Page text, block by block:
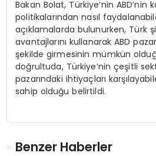
Bakan Bolat, Türkiye’nin ABD’nin
politikalarından nasıl
açıklamalarda bulunurken, Türk
avantajlarını kullanarak ABD
şekilde girmesinin mümkün
doğrultuda, Türkiye’nin çeşitli
pazarındaki ihtiyaçları
sahip olduğu belirtildi.
Benzer Haberler